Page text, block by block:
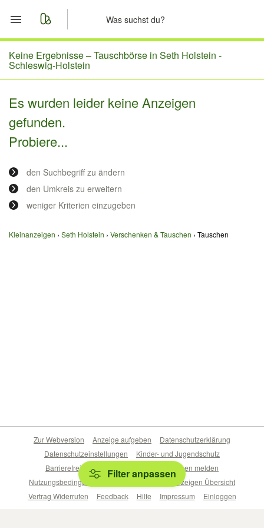
Start
Merkliste
Nachrichten
Anzeige aufgeben
Keine Ergebnisse –Tauschbörse in Seth Holstein -
Schleswig-Holstein
Es wurden leider keine Anzeigen
gefunden.
Probiere...
den Suchbegriff zu ändern
den Umkreis zu erweitern
weniger Kriterien einzugeben
Kleinanzeigen Seth Holstein Verschenken & Tauschen Tauschen
Filter anpassen
Zur Webversion Anzeige aufgeben
Datenschutzerklärung
Datenschutzeinstellungen
Kinder- und Jugendschutz
Barrierefreiheitserklärung
Sicherheitslücken melden
Nutzungsbedingungen
Beliebte Suchen
Anzeigen Übersicht
Vertrag Widerrufen
Feedback Hilfe Impressum Einloggen